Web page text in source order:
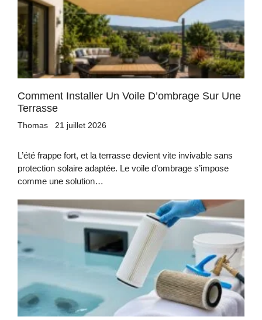
Comment Installer Un Voile D’ombrage Sur Une
Terrasse
Thomas 21 juillet 2026
L’été frappe fort, et la terrasse devient vite invivable sans
protection solaire adaptée. Le voile d’ombrage s’impose
comme une solution…